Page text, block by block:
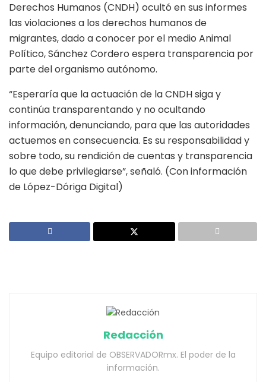
Derechos Humanos (CNDH) ocultó en sus informes
las violaciones a los derechos humanos de
migrantes, dado a conocer por el medio Animal
Político, Sánchez Cordero espera transparencia por
parte del organismo autónomo.
“Esperaría que la actuación de la CNDH siga y
continúa transparentando y no ocultando
información, denunciando, para que las autoridades
actuemos en consecuencia. Es su responsabilidad y
sobre todo, su rendición de cuentas y transparencia
lo que debe privilegiarse”, señaló. (Con información
de López-Dóriga Digital)
Redacción
Equipo editorial de OBSERVADORmx. El poder de la
información.